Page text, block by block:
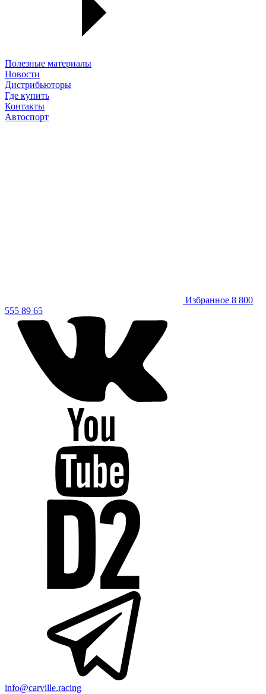
Полезные материалы
Новости
Дистрибьюторы
Где купить
Контакты
Автоспорт
Избранное 8 800
555 89 65
info@carville.racing